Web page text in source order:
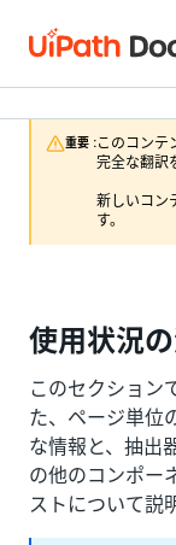
重要 :このコンテ
完全な翻訳
新しいコン
す。
使用状況
このセクション
た、ページ単位
な情報と、抽出
の他のコンポー
ストについて説